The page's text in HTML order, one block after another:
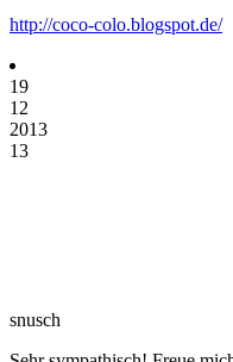
http://coco-colo.blogspot.de/
19
12
2013
13
snusch